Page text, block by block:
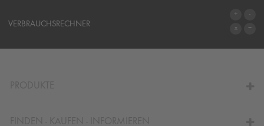
VERBRAUCHSRECHNER